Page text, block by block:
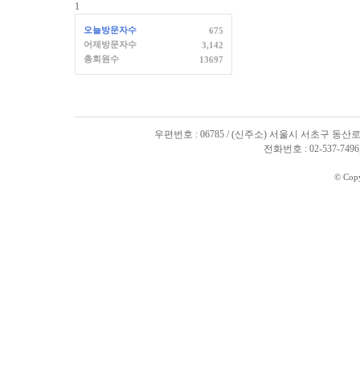
1
오늘방문자수
675
어제방문자수
3,142
총회원수
13697
우편번호 : 06785 / (신주소) 서울시 서초구 동산
전화번호 : 02-537-
©